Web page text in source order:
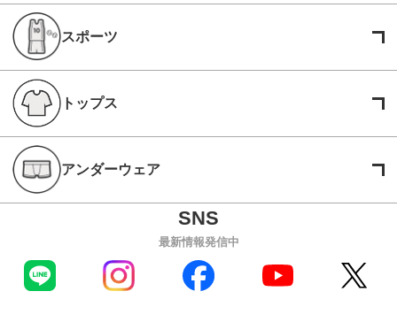
スポーツ
トップス
アンダーウェア
最新情報発信中